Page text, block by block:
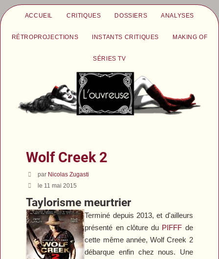
ACCUEIL CRITIQUES DOSSIERS ANALYSES
RÉTROPROJECTIONS INSTANTS CRITIQUES MAKING OF
SÉRIES TV
Wolf Creek 2
par Nicolas Zugasti
le 11 mai 2015
Taylorisme meurtrier
Terminé depuis 2013, et d'ailleurs
présenté en clôture du PIFFF de
cette même année,Wolf Creek 2
débarque enfin chez nous. Une